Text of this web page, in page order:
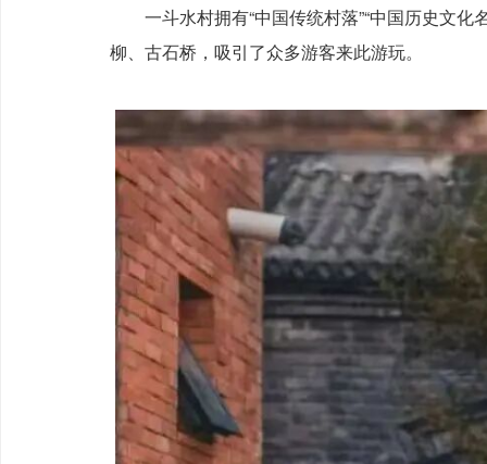
一斗水村拥有“中国传统村落”“中国历史文
柳、古石桥，吸引了众多游客来此游玩。